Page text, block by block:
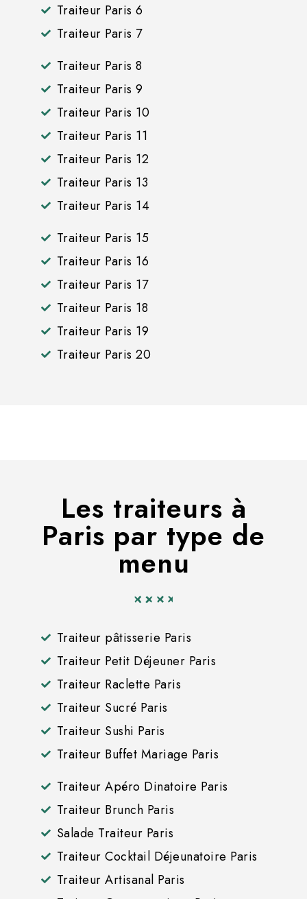
Traiteur Paris 6
Traiteur Paris 7
Traiteur Paris 8
Traiteur Paris 9
Traiteur Paris 10
Traiteur Paris 11
Traiteur Paris 12
Traiteur Paris 13
Traiteur Paris 14
Traiteur Paris 15
Traiteur Paris 16
Traiteur Paris 17
Traiteur Paris 18
Traiteur Paris 19
Traiteur Paris 20
Les traiteurs à
Paris par type de
menu
Traiteur pâtisserie Paris
Traiteur Petit Déjeuner Paris
Traiteur Raclette Paris
Traiteur Sucré Paris
Traiteur Sushi Paris
Traiteur Buffet Mariage Paris
Traiteur Apéro Dinatoire Paris
Traiteur Brunch Paris
Salade Traiteur Paris
Traiteur Cocktail Déjeunatoire Paris
Traiteur Artisanal Paris